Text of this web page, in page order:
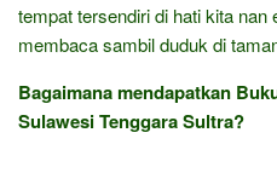
tempat tersendiri di hati kita
membaca sambil duduk di
Bagaimana mendapatkan
Sulawesi Tenggara Sultra?